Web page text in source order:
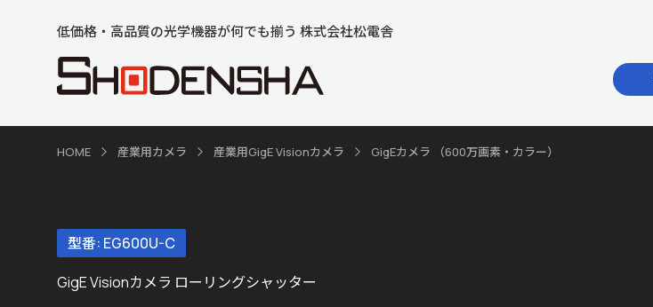
低価格・高品質の光学機器が何でも揃う 株式会社松電舎
HOME 産業用カメラ 産業用GigE Visionカメラ GigEカメラ （600万画素・カラー）
型番: EG600U-C
GigE Visionカメラ ローリングシャッター